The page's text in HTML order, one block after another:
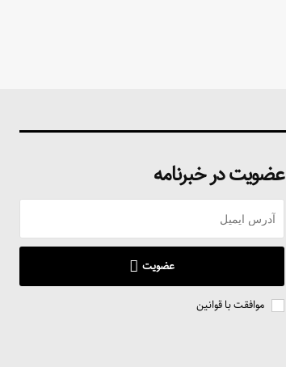
عضویت در خبرنامه
عضویت
موافقت با قوانین